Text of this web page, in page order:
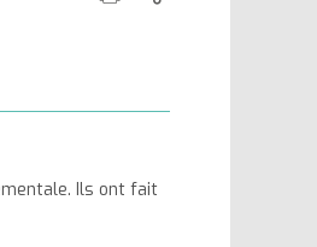
textetexte
Ils ont fait